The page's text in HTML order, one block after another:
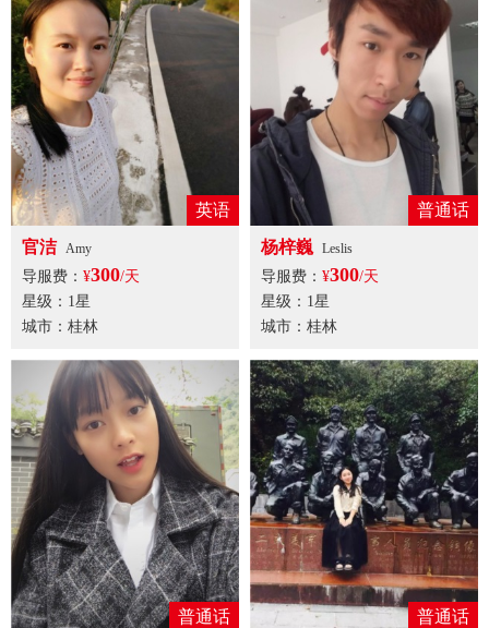
英语
官洁
Amy
导服费： ¥300/天
星级：1星
城市：桂林
普通话
杨梓巍 Leslis
导服费： ¥300/天
星级：1星
城市：桂林
普通话
普通话